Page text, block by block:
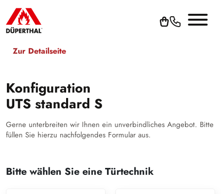
Zur Detailseite
Konfiguration
UTS standard S
Gerne unterbreiten wir Ihnen ein unverbindliches Angebot. Bitte
füllen Sie hierzu nachfolgendes Formular aus.
Bitte wählen Sie eine Türtechnik